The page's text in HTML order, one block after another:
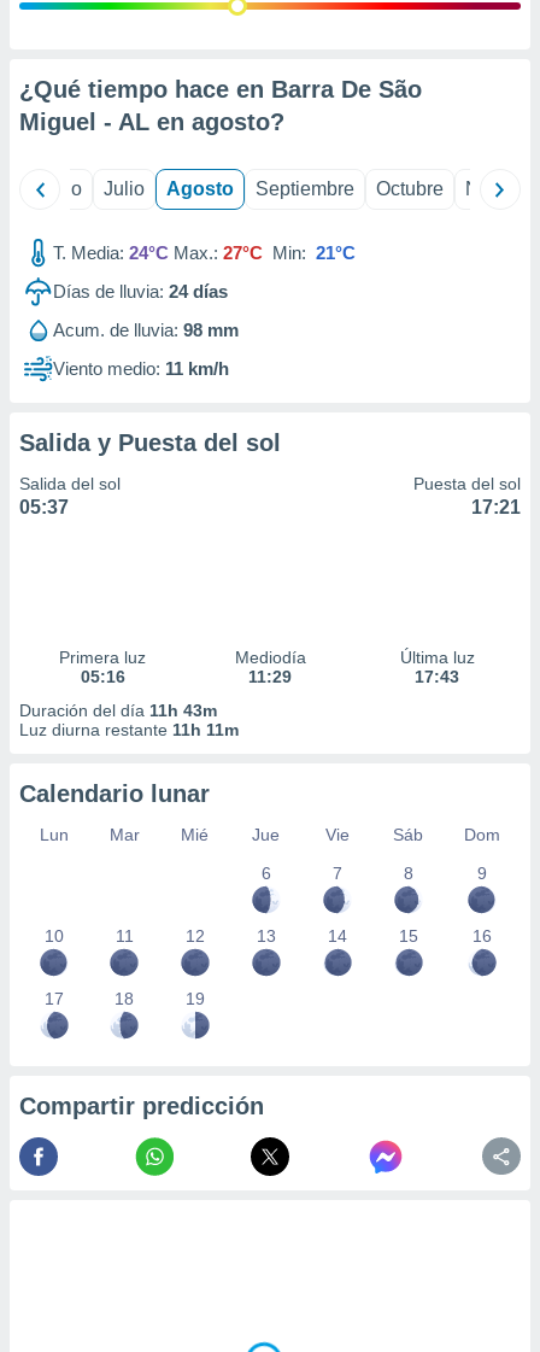
e
mediante
publicidad
de
1199
¿Qué tiempo hace en Barra De São
Miguel - AL en agosto?
Junio Julio Agosto Septiembre Octubre
T. Media: 24°C Max.: 27°C Min: 21°C
Días de lluvia: 24días
Acum. de lluvia: 98 mm
Viento medio: 11 km/h
Salida y Puesta del sol
Salida del sol
05:37
Puesta del sol
17:21
Primera luz
05:16
Mediodía
11:29
Última luz
17:43
Duración del día 11h 43m
Luz diurna restante 11h 11m
Calendario lunar
Lun Mar Mié Jue Vie Sáb
Dom
6
7 8 9
10 11 12 13 14 15 16
17 18 19
Compartir predicción